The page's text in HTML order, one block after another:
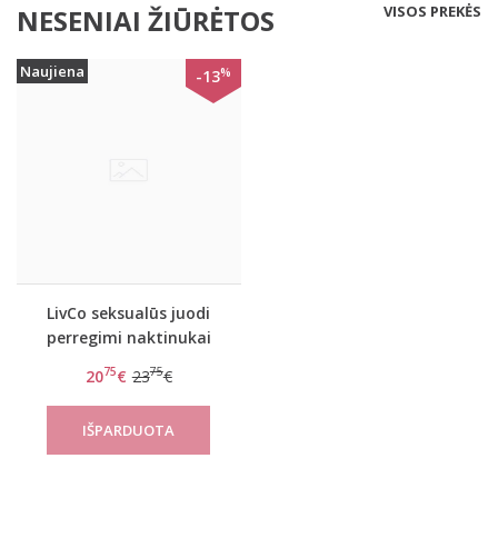
NESENIAI ŽIŪRĖTOS VISOS PREKĖS
Naujiena -13%
LivCo seksualūs juodi
perregimi naktinukai
2075€ 2375€